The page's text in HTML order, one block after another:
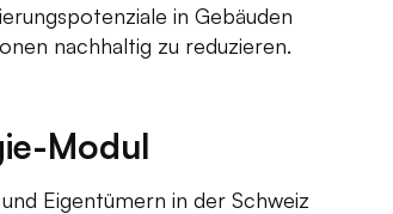
in Gebäuden
nachhaltig zu reduzieren.
Modul
Eigentümern in der Schweiz